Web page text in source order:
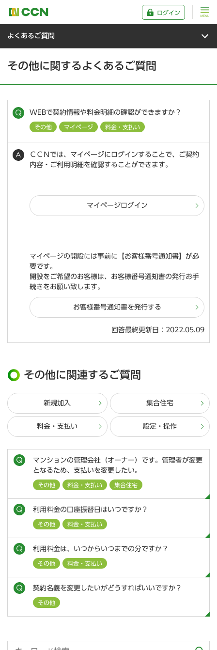
ログイン
よくあるご質問
その他に関するよくあるご質問
WEBで契約情報や料金明細の確認ができますか？
その他 マイページ 料金・支払い
ＣＣＮでは、マイページにログインすることで、ご契約
内容・ご利用明細を確認することができます。
マイページログイン
マイページの開設には事前に【お客様番号通知書】が必
要です。
開設をご希望のお客様は、お客様番号通知書の発行お手
続きをお願い致します。
お客様番号通知書を発行する
回答最終更新日：2022.05.09
その他に関連するご質問
新規加入 集合住宅
料金・支払い 設定・操作
マンションの管理会社（オーナー）です。管理者が変更
となるため、支払いを変更したい。
その他 料金・支払い 集合住宅
利用料金の口座振替日はいつですか？
その他 料金・支払い
利用料金は、いつからいつまでの分ですか？
その他 料金・支払い
契約名義を変更したいがどうすればいいですか？
その他